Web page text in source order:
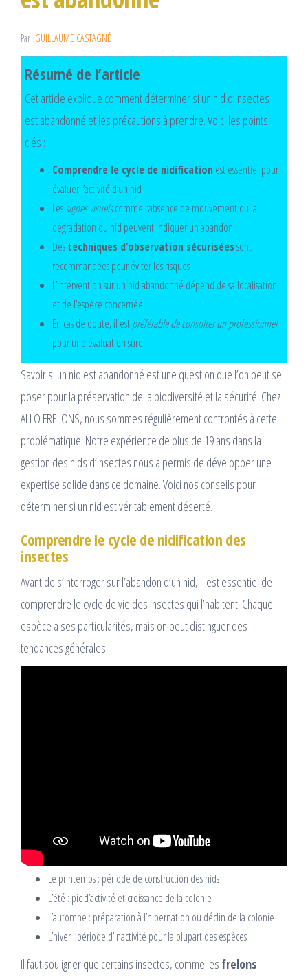
Par GUILLAUME CASTAGNÉ
Résumé de l’article
Cet article explique comment déterminer si un nid d’insectes
est abandonné et les précautions à prendre. Voici les points
clés :
Comprendre le cycle de nidification est essentiel pour
évaluer l’activité d’un nid
Lessignes visuelscomme l’absence de mouvement ou la
dégradation du nid peuvent indiquer un abandon
Destechniques d’observation sécuriséessont
recommandées pour éviter les risques
L’intervention sur un nid abandonné dépend de sa localisation
et de l’espèce concernée
En cas de doute, il estpréférable de consulter un professionnel
pour une évaluation sûre
Savoir si un nid est abandonné est une question que l’on peut se
poser pour la préservation de la biodiversité et la sécurité. Chez
ALLO FRELONS, nous sommes régulièrement confrontés à cette
problématique. Notre expérience de plus de 19 ans dans la
gestion des nids d’insectes nous a permis de développer une
expertise solide dans ce domaine. Voici nos conseils pour
déterminer si un nid est véritablement déserté.
Comprendre le cycle de nidification des
insectes
Avant de s’interroger sur l’abandon d’un nid, il est essentiel de
comprendre le cycle de vie des insectes qui l’habitent. Chaque
espèce a ses particularités, mais on peut distinguer des
tendances générales :
Le printemps : période de construction des nids
L’été : pic d’activité et croissance de la colonie
L’automne : préparation à l’hibernation ou déclin de la colonie
L’hiver : période d’inactivité pour la plupart des espèces
Il faut souligner que certains insectes, comme les frelons